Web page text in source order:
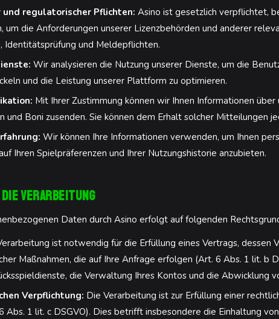
regulatorischer Pflichten: Asino ist gesetzlich verpflichtet,
um die Anforderungen unserer Lizenzbehörden und anderer
Identitätsprüfung und Meldepflichten.
Wir analysieren die Nutzung unserer Dienste, um die
und die Leistung unserer Plattform zu optimieren.
Mit Ihrer Zustimmung können wir Ihnen Informationen über
und Boni zusenden. Sie können dem Erhalt solcher Mitteilungen
Wir können Ihre Informationen verwenden, um Ihnen
Ihren Spielpräferenzen und Ihrer Nutzungshistorie anzubieten.
Verarbeitung
Daten durch Asino erfolgt auf folgenden
ist notwendig für die Erfüllung eines Vertrags, dessen
Maßnahmen, die auf Ihre Anfrage erfolgen (Art. 6 Abs. 1 lit. b
die Verwaltung Ihres Kontos und die Abwicklung
Verpflichtung: Die Verarbeitung ist zur Erfüllung einer
1 lit. c DSGVO). Dies betrifft insbesondere die Einhaltung